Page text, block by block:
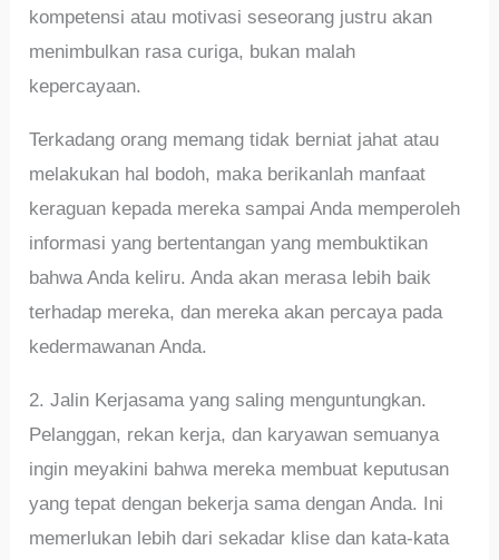
kompetensi atau motivasi seseorang justru akan
menimbulkan rasa curiga, bukan malah
kepercayaan.
Terkadang orang memang tidak berniat jahat atau
melakukan hal bodoh, maka berikanlah manfaat
keraguan kepada mereka sampai Anda memperoleh
informasi yang bertentangan yang membuktikan
bahwa Anda keliru. Anda akan merasa lebih baik
terhadap mereka, dan mereka akan percaya pada
kedermawanan Anda.
2. Jalin Kerjasama yang saling menguntungkan.
Pelanggan, rekan kerja, dan karyawan semuanya
ingin meyakini bahwa mereka membuat keputusan
yang tepat dengan bekerja sama dengan Anda. Ini
memerlukan lebih dari sekadar klise dan kata-kata